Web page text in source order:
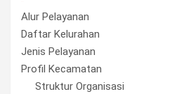
Alur Pelayanan
Daftar Kelurahan
Jenis Pelayanan
Profil Kecamatan
Struktur Organisasi